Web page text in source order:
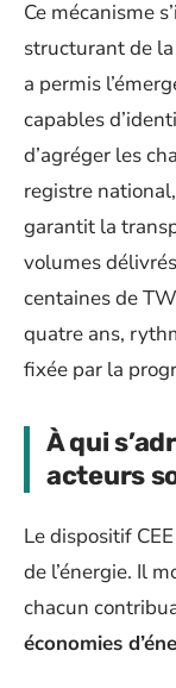
Ce mécanisme
structurant de la
a permis
capables
d’agréger les
registre
garantit la
volumes
centaines de
quatre ans,
fixée par la
À qui
acteurs
Le dispositif
de l’énergie. Il
chacun
économies